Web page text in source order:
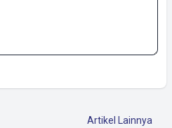
Artikel Lainnya